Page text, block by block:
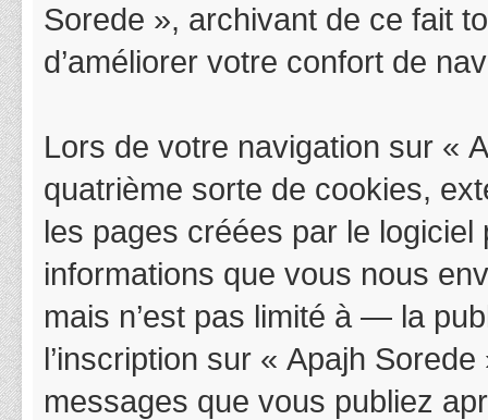
Sorede », archivant de ce fait
d’améliorer votre confort de
Lors de votre navigation sur «
quatrième sorte de cookies,
les pages créées par le
informations que vous nous
mais n’est pas limité à — la
l’inscription sur « Apajh
messages que vous publiez